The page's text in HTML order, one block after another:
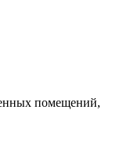
помещений,